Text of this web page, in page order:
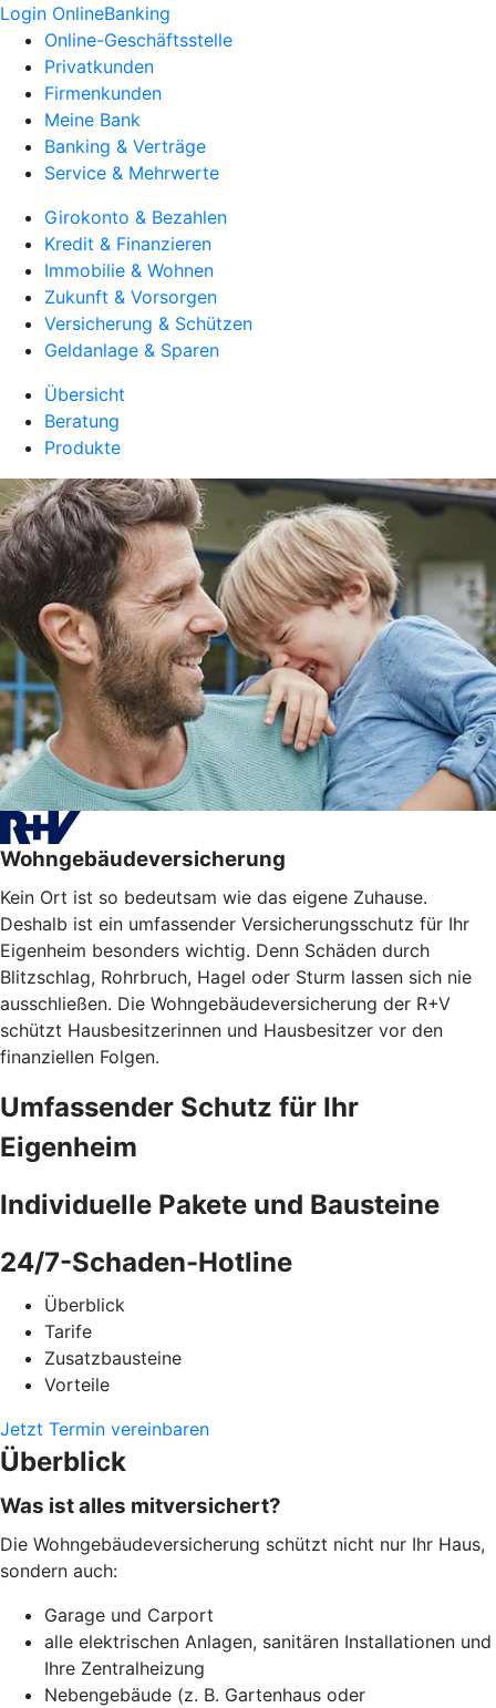
Login OnlineBanking
Online-Geschäftsstelle
Privatkunden
Firmenkunden
Meine Bank
Banking & Verträge
Service & Mehrwerte
Girokonto & Bezahlen
Kredit & Finanzieren
Immobilie & Wohnen
Zukunft & Vorsorgen
Versicherung & Schützen
Geldanlage & Sparen
Übersicht
Beratung
Produkte
Wohngebäudeversicherung
Kein Ort ist so bedeutsam wie das eigene Zuhause.
Deshalb ist ein umfassender Versicherungsschutz für Ihr
Eigenheim besonders wichtig. Denn Schäden durch
Blitzschlag, Rohrbruch, Hagel oder Sturm lassen sich nie
ausschließen. Die Wohngebäudeversicherung der R+V
schützt Hausbesitzerinnen und Hausbesitzer vor den
finanziellen Folgen.
Umfassender Schutz für Ihr
Eigenheim
Individuelle Pakete und Bausteine
24/7-Schaden-Hotline
Überblick
Tarife
Zusatzbausteine
Vorteile
Jetzt Termin vereinbaren
Überblick
Was ist alles mitversichert?
Die Wohngebäudeversicherung schützt nicht nur Ihr Haus,
sondern auch:
Garage und Carport
alle elektrischen Anlagen, sanitären Installationen und
Ihre Zentralheizung
Nebengebäude (z. B. Gartenhaus oder